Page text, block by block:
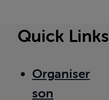
Quick Links
Organiser
son